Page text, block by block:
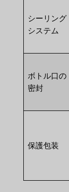
シーリング
システム
ボトル口の
密封
保護包装